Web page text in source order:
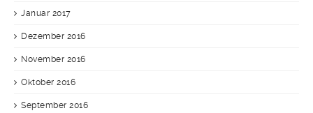
Januar 2017
Dezember 2016
November 2016
Oktober 2016
September 2016